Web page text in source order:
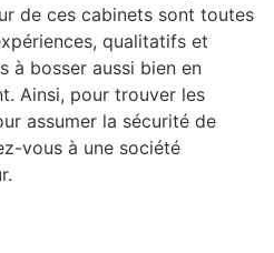
de ces cabinets sont toutes
qualitatifs et
à bosser aussi bien en
Ainsi, pour trouver les
assumer la sécurité de
vous à une société